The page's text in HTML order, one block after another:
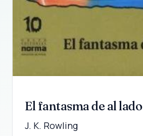
El fantasma de al lado
J. K. Rowling